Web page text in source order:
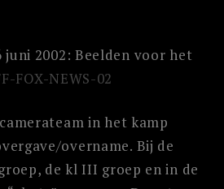
juni 2002: Beelden voor het
FOX-NEWS-02
in het kamp
overname. Bij de
de kl III groep en in de